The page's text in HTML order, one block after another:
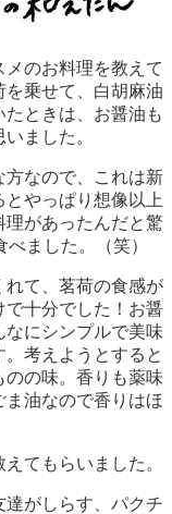
のお料理を教えて
乗せて、白胡麻油
ときは、お醤油も
ました。
方なので、これは新
やっぱり想像以上
理があったんだと驚
ました。（笑）
れて、茗荷の食感が
で十分でした！お醤
にシンプルで美味
考えようとすると
のの味。香りも薬味
油なので香りはほ
てもらいました。
達がしらす、パクチ